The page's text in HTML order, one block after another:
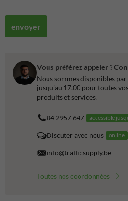
envoyer
Vous préférez appeler ?
Nous sommes disponibles
jusqu'au 17.00 pour toutes
produits et services.
04 2957 647 accessible
Discuter avec nous online
info@trafficsupply.be
Toutes nos coordonnées